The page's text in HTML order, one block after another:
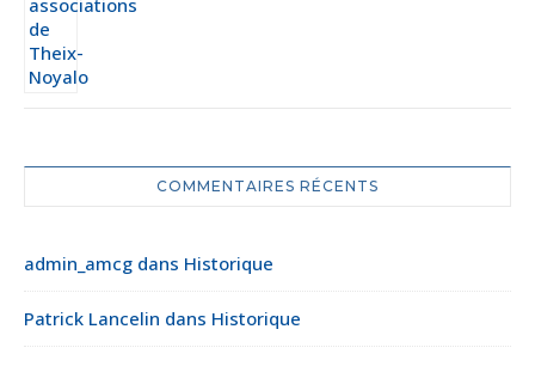
COMMENTAIRES RÉCENTS
admin_amcg dans Historique
Patrick Lancelin dans Historique